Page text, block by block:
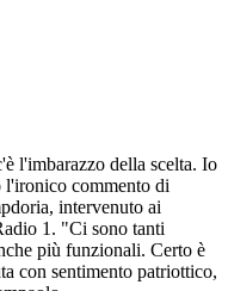
l'imbarazzo della scelta. Io
l'ironico commento di
intervenuto ai
1. "Ci sono tanti
più funzionali. Certo è
con sentimento patriottico,